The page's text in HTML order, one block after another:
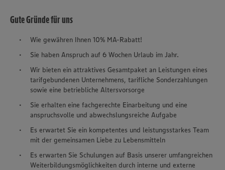
Gute Gründe für uns
Wie gewähren Ihnen 10% MA-Rabatt!
Sie haben Anspruch auf 6 Wochen Urlaub im Jahr.
Wir bieten ein attraktives Gesamtpaket an Leistungen eines
tarifgebundenen Unternehmens, tarifliche Sonderzahlungen
sowie eine betriebliche Altersvorsorge
Sie erhalten eine fachgerechte Einarbeitung und eine
anspruchsvolle und abwechslungsreiche Aufgabe
Es erwartet Sie ein kompetentes und leistungsstarkes Team
mit der gemeinsamen Liebe zu Lebensmitteln
Es erwarten Sie Schulungen auf Basis unserer umfangreichen
Weiterbildungsmöglichkeiten durch interne und externe